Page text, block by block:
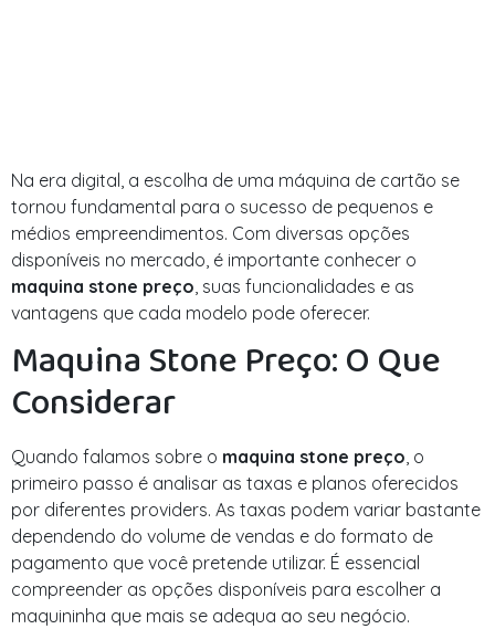
Na era digital, a escolha de uma máquina de cartão se
tornou fundamental para o sucesso de pequenos e
médios empreendimentos. Com diversas opções
disponíveis no mercado, é importante conhecer o
maquina stone preço , suas funcionalidades e as
vantagens que cada modelo pode oferecer.
Maquina Stone Preço: O Que
Considerar
Quando falamos sobre o maquina stone preço, o
primeiro passo é analisar as taxas e planos oferecidos
por diferentes providers. As taxas podem variar bastante
dependendo do volume de vendas e do formato de
pagamento que você pretende utilizar. É essencial
compreender as opções disponíveis para escolher a
maquininha que mais se adequa ao seu negócio.